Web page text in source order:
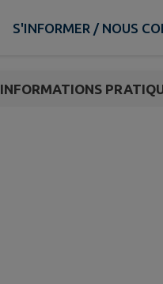
S'INFORMER / NOUS
INFORMATIONS